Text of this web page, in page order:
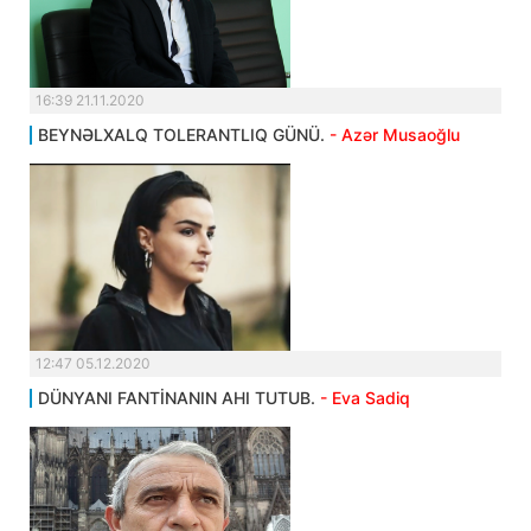
16:39 21.11.2020
BEYNƏLXALQ TOLERANTLIQ GÜNÜ. - Azər Musaoğlu
12:47 05.12.2020
DÜNYANI FANTİNANIN AHI TUTUB. - Eva Sadiq